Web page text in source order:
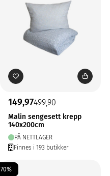
149,97499,90
Malin sengesett krepp
140x200cm
PÅ NETTLAGER
Finnes i 193 butikker
70%